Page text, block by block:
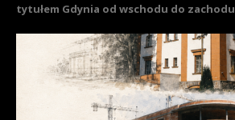
tytułem Gdynia od wschodu do